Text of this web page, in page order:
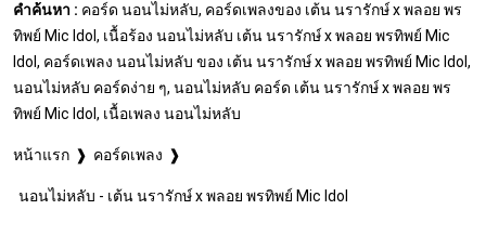
คำค้นหา : คอร์ด นอนไม่หลับ, คอร์ดเพลงของ เต้น นรารักษ์ x พลอย พร
ทิพย์ Mic Idol, เนื้อร้อง นอนไม่หลับ เต้น นรารักษ์ x พลอย พรทิพย์ Mic
Idol, คอร์ดเพลง นอนไม่หลับ ของ เต้น นรารักษ์ x พลอย พรทิพย์ Mic Idol,
นอนไม่หลับ คอร์ดง่าย ๆ, นอนไม่หลับ คอร์ด เต้น นรารักษ์ x พลอย พร
ทิพย์ Mic Idol, เนื้อเพลง นอนไม่หลับ
หน้าแรก คอร์ดเพลง
นอนไม่หลับ - เต้น นรารักษ์ x พลอย พรทิพย์ Mic Idol